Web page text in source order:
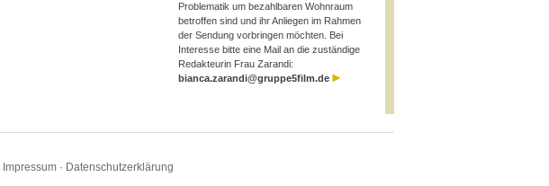
Problematik um bezahlbaren Wohnraum
betroffen sind und ihr Anliegen im Rahmen
der Sendung vorbringen möchten. Bei
Interesse bitte eine Mail an die zuständige
Redakteurin Frau Zarandi:
bianca.zarandi@gruppe5film.de
Impressum · Datenschutzerklärung